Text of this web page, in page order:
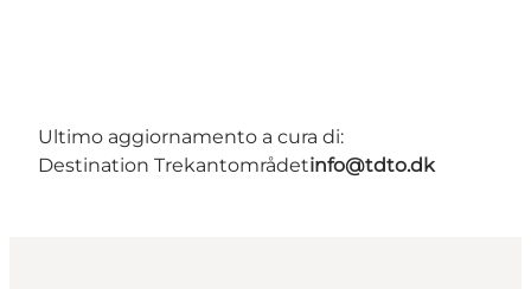
Ultimo aggiornamento a cura di:
Destination Trekantområdetinfo@tdto.dk